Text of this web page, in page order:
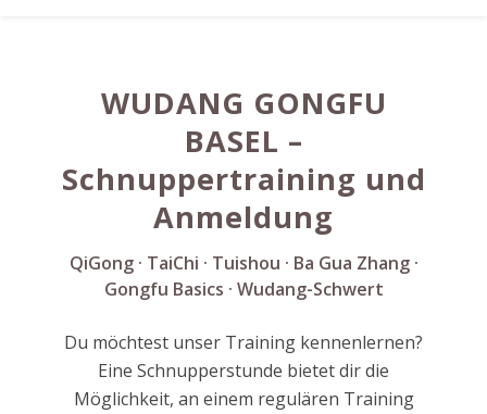
WUDANG GONGFU
BASEL –
Schnuppertraining und
Anmeldung
QiGong · TaiChi · Tuishou · Ba Gua Zhang ·
Gongfu Basics · Wudang-Schwert
Du möchtest unser Training kennenlernen?
Eine Schnupperstunde bietet dir die
Möglichkeit, an einem regulären Training